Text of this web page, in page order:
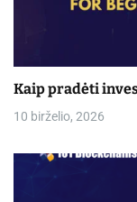
Kaip pradėti
10 birželio, 2026